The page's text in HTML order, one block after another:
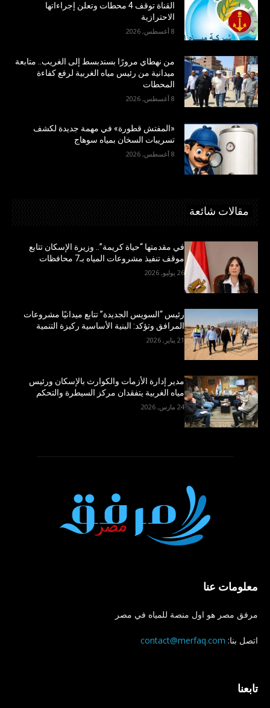
القناة توقف 4 محطات وتعلن إجراءاتها
الاحترازية
8 أغسطس, 2026
من نهطاي مرورًا بسندبسط إلى الغريب.. متابعة
ميدانية من رئيس مياه الغربية لرفع كفاءة
المحطات
8 أغسطس, 2026
«المفتش قطورة» في مهمة جديدة لكشف
تسريبات السخان بمياه سوهاج
8 أغسطس, 2026
مقالات شائعة
في مقدمتها “حياة كريمة”.. وزيرة الإسكان تتابع
موقف تنفيذ مشروعات المياه بـ7 محافظات
26 يوليو, 2026
رئيس “السويس الجديدة” تتابع ميدانيًا مشروعات
المرافق وتؤكد: البنية الأساسية ركيزة التنمية
21 يناير, 2026
مدير إدارة الأزمات والكوارث بالإسكان ورئيس
مياه الغربية يتفقدان مركز السيطرة والتحكم
24 مارس, 2026
معلومات عنا
مرفق مصر هو اول منصة للمياه في مصر
اتصل بنا: contact@merfaq.com
تابعنا